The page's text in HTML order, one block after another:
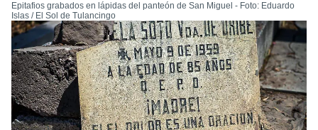
Epitafios grabados en lápidas del panteón de San Miguel - Foto: Eduardo
Islas / El Sol de Tulancingo